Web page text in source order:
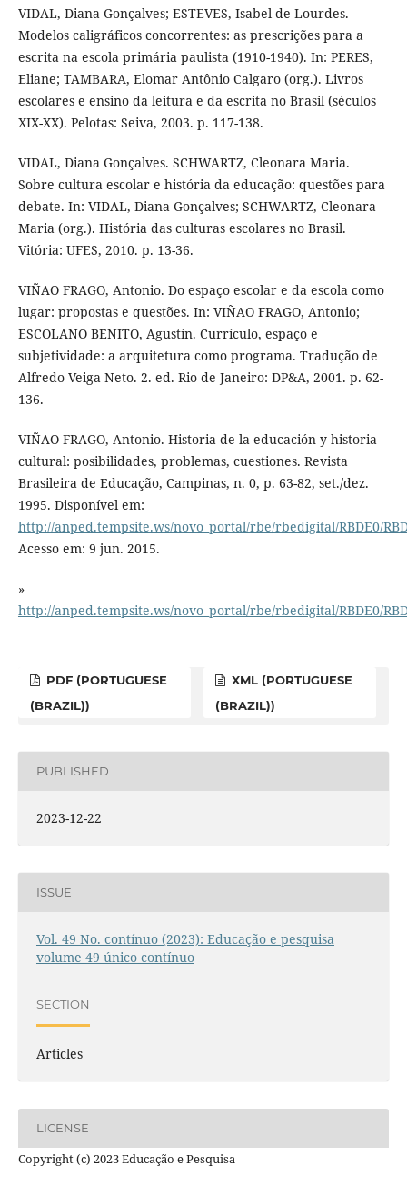
VIDAL, Diana Gonçalves; ESTEVES, Isabel de Lourdes.
Modelos caligráficos concorrentes: as prescrições para a
escrita na escola primária paulista (1910-1940). In: PERES,
Eliane; TAMBARA, Elomar Antônio Calgaro (org.). Livros
escolares e ensino da leitura e da escrita no Brasil (séculos
XIX-XX). Pelotas: Seiva, 2003. p. 117-138.
VIDAL, Diana Gonçalves. SCHWARTZ, Cleonara Maria.
Sobre cultura escolar e história da educação: questões para
debate. In: VIDAL, Diana Gonçalves; SCHWARTZ, Cleonara
Maria (org.). História das culturas escolares no Brasil.
Vitória: UFES, 2010. p. 13-36.
VIÑAO FRAGO, Antonio. Do espaço escolar e da escola como
lugar: propostas e questões. In: VIÑAO FRAGO, Antonio;
ESCOLANO BENITO, Agustín. Currículo, espaço e
subjetividade: a arquitetura como programa. Tradução de
Alfredo Veiga Neto. 2. ed. Rio de Janeiro: DP&A, 2001. p. 62-
136.
VIÑAO FRAGO, Antonio. Historia de la educación y historia
cultural: posibilidades, problemas, cuestiones. Revista
Brasileira de Educação, Campinas, n. 0, p. 63-82, set./dez.
1995. Disponível em:
http://anped.tempsite.ws/novo_portal/rbe/rbedigital/RBDE0/
Acesso em: 9 jun. 2015.
»
http://anped.tempsite.ws/novo_portal/rbe/rbedigital/RBDE0/
PDF (PORTUGUESE
(BRAZIL))
XML (PORTUGUESE
(BRAZIL))
PUBLISHED
2023-12-22
ISSUE
Vol. 49 No. contínuo (2023): Educação e pesquisa
volume 49 único contínuo
SECTION
Articles
LICENSE
Copyright (c) 2023 Educação e Pesquisa